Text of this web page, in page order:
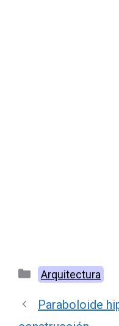
Categorías
Arquitectura
Paraboloide